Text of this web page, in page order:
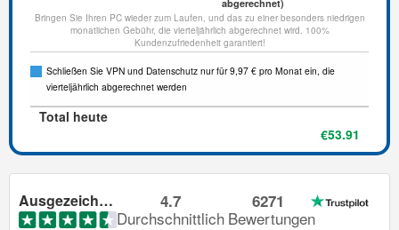
abgerechnet)
Bringen Sie Ihren PC wieder zum Laufen, und das zu einer besonders niedrigen
monatlichen Gebühr, die vierteljährlich abgerechnet wird. 100%
Kundenzufriedenheit garantiert!
Schließen Sie VPN und Datenschutz nur für 9,97 € pro Monat ein, die
vierteljährlich abgerechnet werden
Total heute
€53.91
Ausgezeichnet 4.7
Durchschnittlich
6271
Bewertungen